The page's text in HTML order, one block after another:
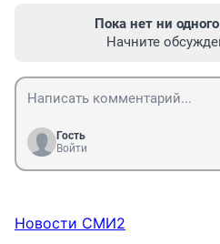
Пока нет ни
Начните
Гость
Войти
Новости СМИ2